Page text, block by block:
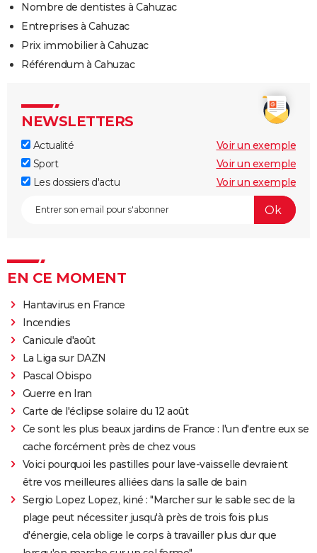
Nombre de dentistes à Cahuzac
Entreprises à Cahuzac
Prix immobilier à Cahuzac
Référendum à Cahuzac
NEWSLETTERS
Actualité
Voir un exemple
Sport
Voir un exemple
Les dossiers d'actu
Voir un exemple
EN CE MOMENT
Hantavirus en France
Incendies
Canicule d'août
La Liga sur DAZN
Pascal Obispo
Guerre en Iran
Carte de l'éclipse solaire du 12 août
Ce sont les plus beaux jardins de France : l'un d'entre eux se
cache forcément près de chez vous
Voici pourquoi les pastilles pour lave-vaisselle devraient
être vos meilleures alliées dans la salle de bain
Sergio Lopez Lopez, kiné : "Marcher sur le sable sec de la
plage peut nécessiter jusqu'à près de trois fois plus
d'énergie, cela oblige le corps à travailler plus dur que